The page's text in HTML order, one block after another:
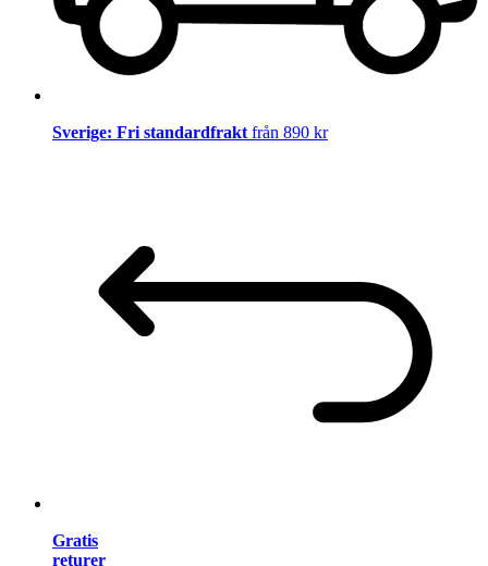
Sverige: Fri standardfrakt från 890 kr
Gratis
returer